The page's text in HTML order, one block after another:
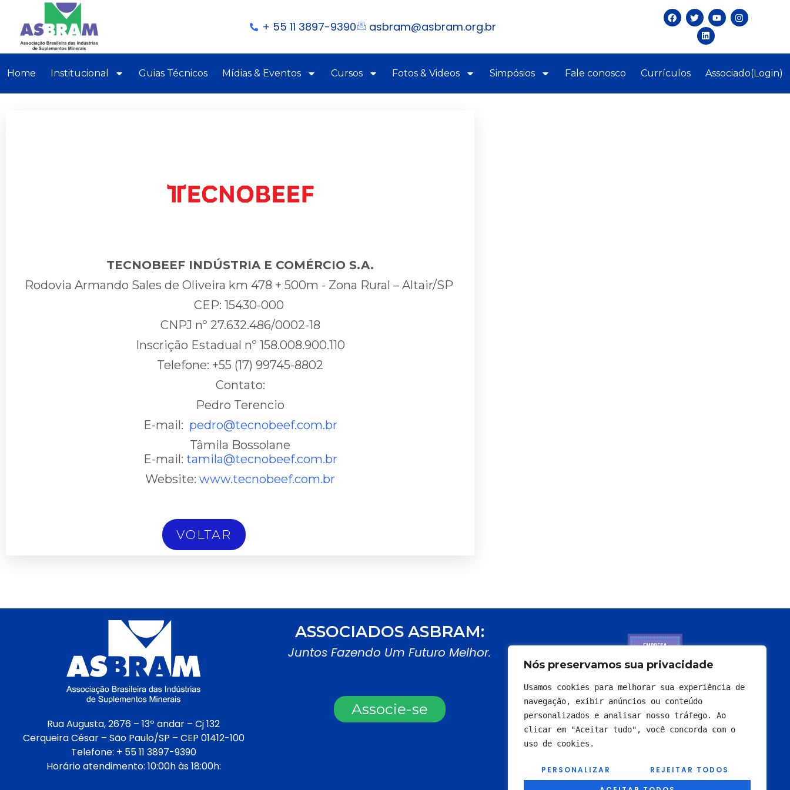
Nós preservamos sua privacidade
Usamos cookies para melhorar sua experiência de
navegação, exibir anúncios ou conteúdo
personalizados e analisar nosso tráfego. Ao
clicar em "Aceitar tudo", você concorda com o
uso de cookies.
PERSONALIZAR
REJEITAR TODOS
+ 55 11 3897-9390 asbram@asbram.org.br
Home Institucional Guias Técnicos Mídias & Eventos Cursos Fotos & Videos Simpósios Fale conosco Currículos Associado(Login)
TECNOBEEF INDÚSTRIA E COMÉRCIO S.A.
Rodovia Armando Sales de Oliveira km 478 + 500m - Zona Rural – Altair/SP
CEP: 15430-000
CNPJ nº 27.632.486/0002-18
Inscrição Estadual nº 158.008.900.110
Telefone: +55 (17) 99745-8802
Contato:
Pedro Terencio
E-mail: pedro@tecnobeef.com.br
Tâmila Bossolane
E-mail: tamila@tecnobeef.com.br
Website: www.tecnobeef.com.br
VOLTAR
Rua Augusta, 2676 – 13º andar – Cj 132
Cerqueira César – São Paulo/SP – CEP 01412-100
Telefone: + 55 11 3897-9390
Horário atendimento: 10:00h às 18:00h:
ASSOCIADOS ASBRAM:
Juntos Fazendo Um Futuro Melhor.
Associe-se